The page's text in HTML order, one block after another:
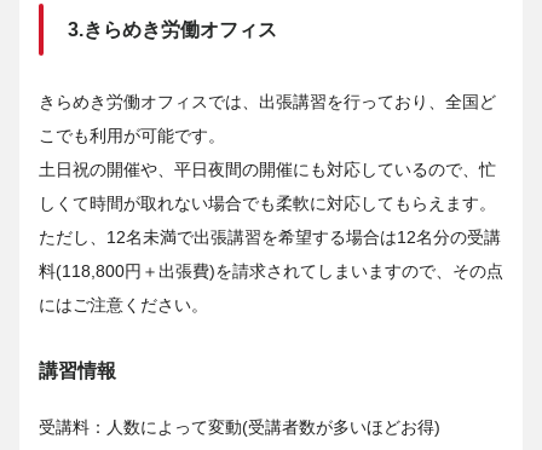
3.きらめき労働オフィス
きらめき労働オフィスでは、出張講習を行っており、全国ど
こでも利用が可能です。
土日祝の開催や、平日夜間の開催にも対応しているので、忙
しくて時間が取れない場合でも柔軟に対応してもらえます。
ただし、12名未満で出張講習を希望する場合は12名分の受講
料(118,800円＋出張費)を請求されてしまいますので、その点
にはご注意ください。
講習情報
受講料：人数によって変動(受講者数が多いほどお得)